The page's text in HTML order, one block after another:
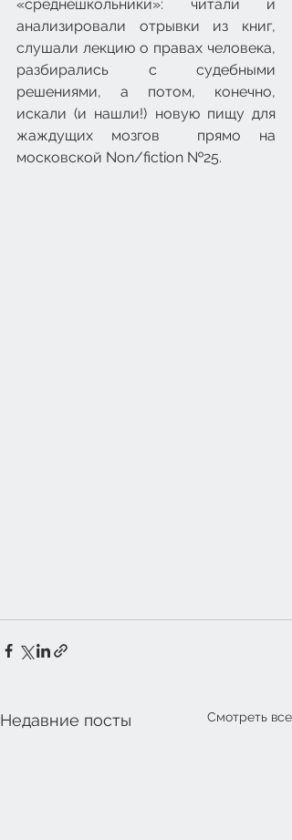
«среднешкольники»: читали и
анализировали отрывки из книг,
слушали лекцию о правах человека,
разбирались с судебными
решениями, а потом, конечно,
искали (и нашли!) новую пищу для
жаждущих мозгов  прямо на
московской Non/fiction №25.
Недавние посты Смотреть все